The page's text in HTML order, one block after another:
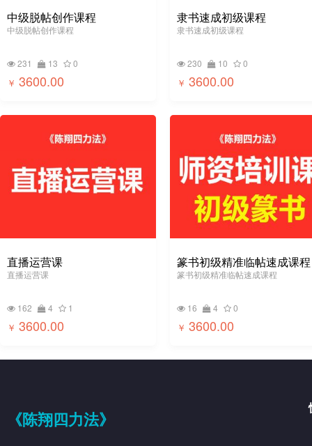
中级脱帖创作课程
中级脱帖创作课程
231 13 0
￥ 3600.00
隶书速成初级课程
隶书速成初级课程
230 10 0
￥ 3600.00
直播运营课
直播运营课
162 4 1
￥ 3600.00
篆书初级精准临帖速成课程
篆书初级精准临帖速成课程
16 4 0
￥ 3600.00
《陈翔四力法》